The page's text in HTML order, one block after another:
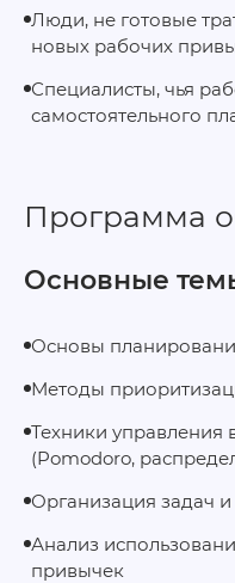
Люди, не готовые
новых рабочих
Специалисты, чья
самостоятельного
Программа
Основные
Основы
Методы
Техники
(Pomodoro,
Организация задач
Анализ
привычек